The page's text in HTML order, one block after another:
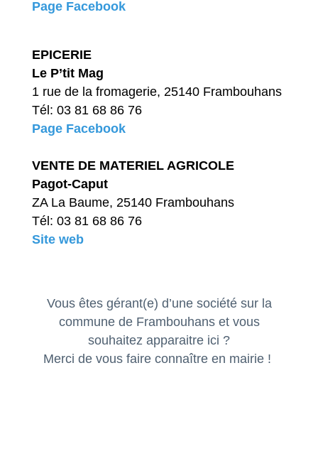
Page Facebook
EPICERIE
Le P’tit Mag​
1 rue de la fromagerie, 25140 Frambouhans
Tél: 03 81 68 86 76
Page Facebook
VENTE DE MATERIEL AGRICOLE
Pagot-Caput
ZA La Baume, 25140 Frambouhans
Tél: 03 81 68 86 76
Site web
Vous êtes gérant(e) d’une société sur la
commune de Frambouhans et vous
souhaitez apparaitre ici ?
Merci de vous faire connaître en mairie !